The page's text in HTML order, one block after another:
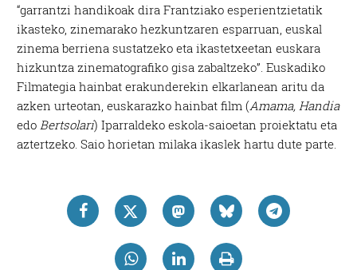
“garrantzi handikoak dira Frantziako esperientzietatik
ikasteko, zinemarako hezkuntzaren esparruan, euskal
zinema berriena sustatzeko eta ikastetxeetan euskara
hizkuntza zinematografiko gisa zabaltzeko”. Euskadiko
Filmategia hainbat erakunderekin elkarlanean aritu da
azken urteotan, euskarazko hainbat film (Amama, Handia
edo Bertsolari) Iparraldeko eskola-saioetan proiektatu eta
aztertzeko. Saio horietan milaka ikaslek hartu dute parte.